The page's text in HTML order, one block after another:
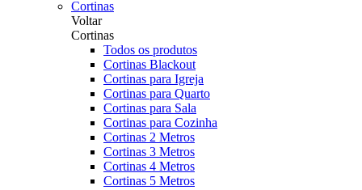
Cortinas
Voltar
Cortinas
Todos os produtos
Cortinas Blackout
Cortinas para Igreja
Cortinas para Quarto
Cortinas para Sala
Cortinas para Cozinha
Cortinas 2 Metros
Cortinas 3 Metros
Cortinas 4 Metros
Cortinas 5 Metros